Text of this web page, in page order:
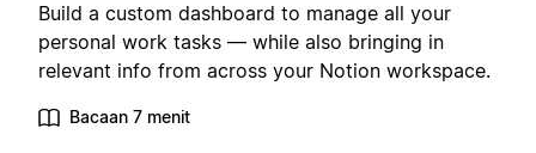
Build a custom dashboard to manage all your
personal work tasks — while also bringing in
relevant info from across your Notion workspace.
Bacaan 7 menit